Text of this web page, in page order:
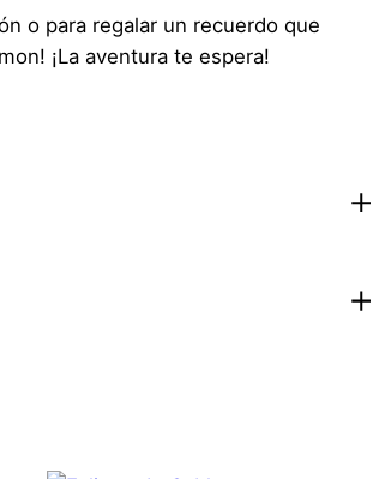
o para regalar un recuerdo que
¡La aventura te espera!
de amor